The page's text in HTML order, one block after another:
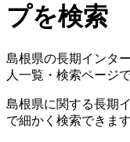
プを検索
島根県の長期インタ
人一覧・検索ページで
島根県に関する長期
で細かく検索できます